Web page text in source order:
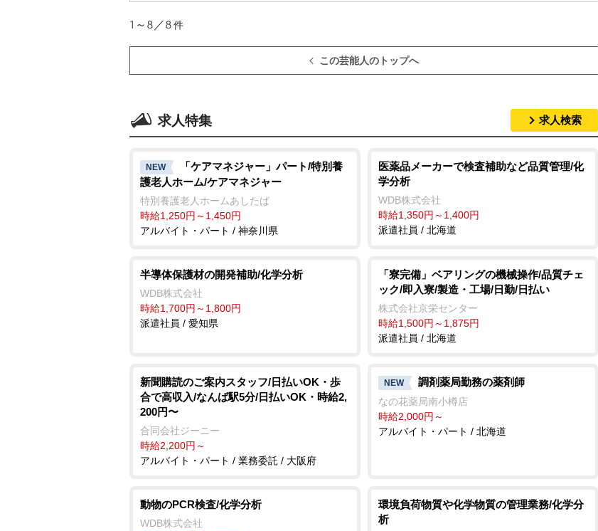
1～8／8件
この芸能人のトップへ
求人特集 求人検索
NEW
「ケアマネジャー」パート/特別養
護老人ホーム/ケアマネジャー
特別養護老人ホームあしたば
時給1,250円～1,450円
アルバイト・パート / 神奈川県
医薬品メーカーで検査補助など品質管理/化
学分析
WDB株式会社
時給1,350円～1,400円
派遣社員 / 北海道
半導体保護材の開発補助/化学分析
WDB株式会社
時給1,700円～1,800円
派遣社員 / 愛知県
「寮完備」ベアリングの機械操作/品質チェ
ック/即入寮/製造・工場/日勤/日払い
株式会社京栄センター
時給1,500円～1,875円
派遣社員 / 北海道
新聞購読のご案内スタッフ/日払いOK・歩
合で高収入/なんば駅5分/日払いOK・時給2,
200円〜
合同会社ジーニー
時給2,200円～
アルバイト・パート / 業務委託 / 大阪府
NEW 調剤薬局勤務の薬剤師
なの花薬局南小樽店
時給2,000円～
アルバイト・パート / 北海道
動物のPCR検査/化学分析
WDB株式会社
環境負荷物質や化学物質の管理業務/化学分
析